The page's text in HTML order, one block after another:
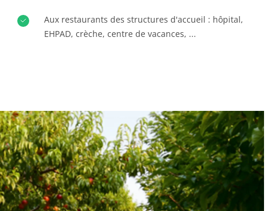
Textile
Bois et forêt
Produits de la maison
Matériaux durables
Agrofourniture
Aux restaurants des structures d'accueil : hôpital,
EHPAD, crèche, centre de vacances, ...